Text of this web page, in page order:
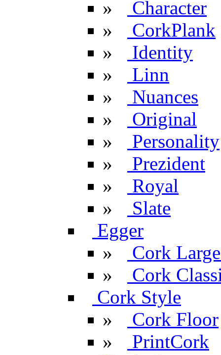
»
Character
»
CorkPlank
»
Identity
»
Linn
»
Nuances
»
Original
»
Personality
»
Prezident
»
Royal
»
Slate
Egger
»
Cork
»
Cork
Cork Style
»
Cork Floor
»
PrintCork